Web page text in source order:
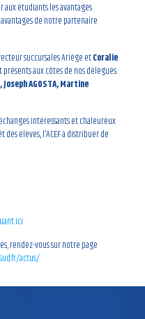
aux étudiants les avantages
de notre partenaire
succursales Ariège etCoralie
aux côtés de nos délégués :
Joseph AGOSTA, Martine
intéressants et chaleureux
élèves, l’ACEF à distribuer de
ici
rendez-vous sur notre page
actus/